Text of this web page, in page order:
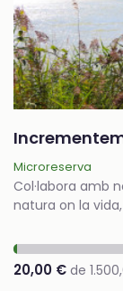
Microreserva
Col·labora amb
natura on la
20,00 € de